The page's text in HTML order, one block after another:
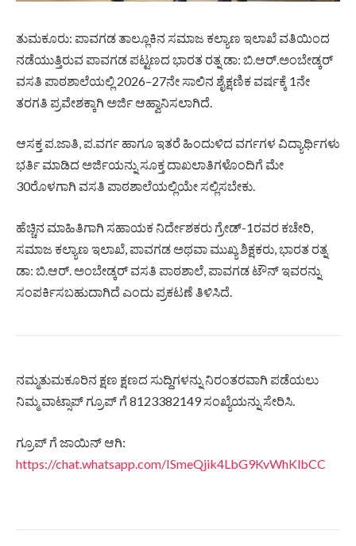
ತುಮಕೂರು: ಪಾವಗಡ ತಾಲ್ಲೂಕಿನ ಸಮಾಜ ಕಲ್ಯಾಣ ಇಲಾಖೆ ವತಿಯಿಂದ
ನಡೆಯುತ್ತಿರುವ ಪಾವಗಡ ಪಟ್ಟಣದ ಭಾರತ ರತ್ನ ಡಾ: ಬಿ.ಆರ್.ಅಂಬೇಡ್ಕರ್
ವಸತಿ ಪಾಠಶಾಲೆಯಲ್ಲಿ 2026–27ನೇ ಸಾಲಿನ ಶೈಕ್ಷಣಿಕ ವರ್ಷಕ್ಕೆ 1ನೇ
ತರಗತಿ ಪ್ರವೇಶಕ್ಕಾಗಿ ಅರ್ಜಿ ಆಹ್ವಾನಿಸಲಾಗಿದೆ.
ಆಸಕ್ತ ಪ.ಜಾತಿ, ಪ.ವರ್ಗ ಹಾಗೂ ಇತರೆ ಹಿಂದುಳಿದ ವರ್ಗಗಳ ವಿದ್ಯಾರ್ಥಿಗಳು
ಭರ್ತಿ ಮಾಡಿದ ಅರ್ಜಿಯನ್ನು ಸೂಕ್ತ ದಾಖಲಾತಿಗಳೊಂದಿಗೆ ಮೇ
30ರೊಳಗಾಗಿ ವಸತಿ ಪಾಠಶಾಲೆಯಲ್ಲಿಯೇ ಸಲ್ಲಿಸಬೇಕು.
ಹೆಚ್ಚಿನ ಮಾಹಿತಿಗಾಗಿ ಸಹಾಯಕ ನಿರ್ದೇಶಕರು ಗ್ರೇಡ್-1ರವರ ಕಚೇರಿ,
ಸಮಾಜ ಕಲ್ಯಾಣ ಇಲಾಖೆ, ಪಾವಗಡ ಅಥವಾ ಮುಖ್ಯ ಶಿಕ್ಷಕರು, ಭಾರತ ರತ್ನ
ಡಾ: ಬಿ.ಆರ್. ಅಂಬೇಡ್ಕರ್ ವಸತಿ ಪಾಠಶಾಲೆ, ಪಾವಗಡ ಟೌನ್ ಇವರನ್ನು
ಸಂಪರ್ಕಿಸಬಹುದಾಗಿದೆ ಎಂದು ಪ್ರಕಟಣೆ ತಿಳಿಸಿದೆ.
ನಮ್ಮತುಮಕೂರಿನ ಕ್ಷಣ ಕ್ಷಣದ ಸುದ್ದಿಗಳನ್ನು ನಿರಂತರವಾಗಿ ಪಡೆಯಲು
ನಿಮ್ಮ ವಾಟ್ಸಾಪ್ ಗ್ರೂಪ್ ಗೆ 8123382149 ಸಂಖ್ಯೆಯನ್ನು ಸೇರಿಸಿ.
ಗ್ರೂಪ್ ಗೆ ಜಾಯಿನ್ ಆಗಿ:
https://chat.whatsapp.com/ISmeQjik4LbG9KvWhKlbCC